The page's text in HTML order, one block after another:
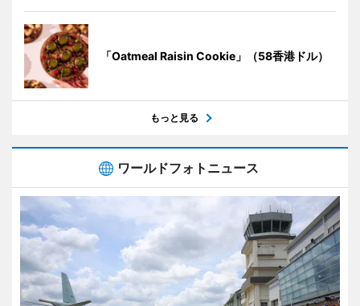
「Oatmeal Raisin Cookie」（58香港ドル）
もっと見る
ワールドフォトニュース